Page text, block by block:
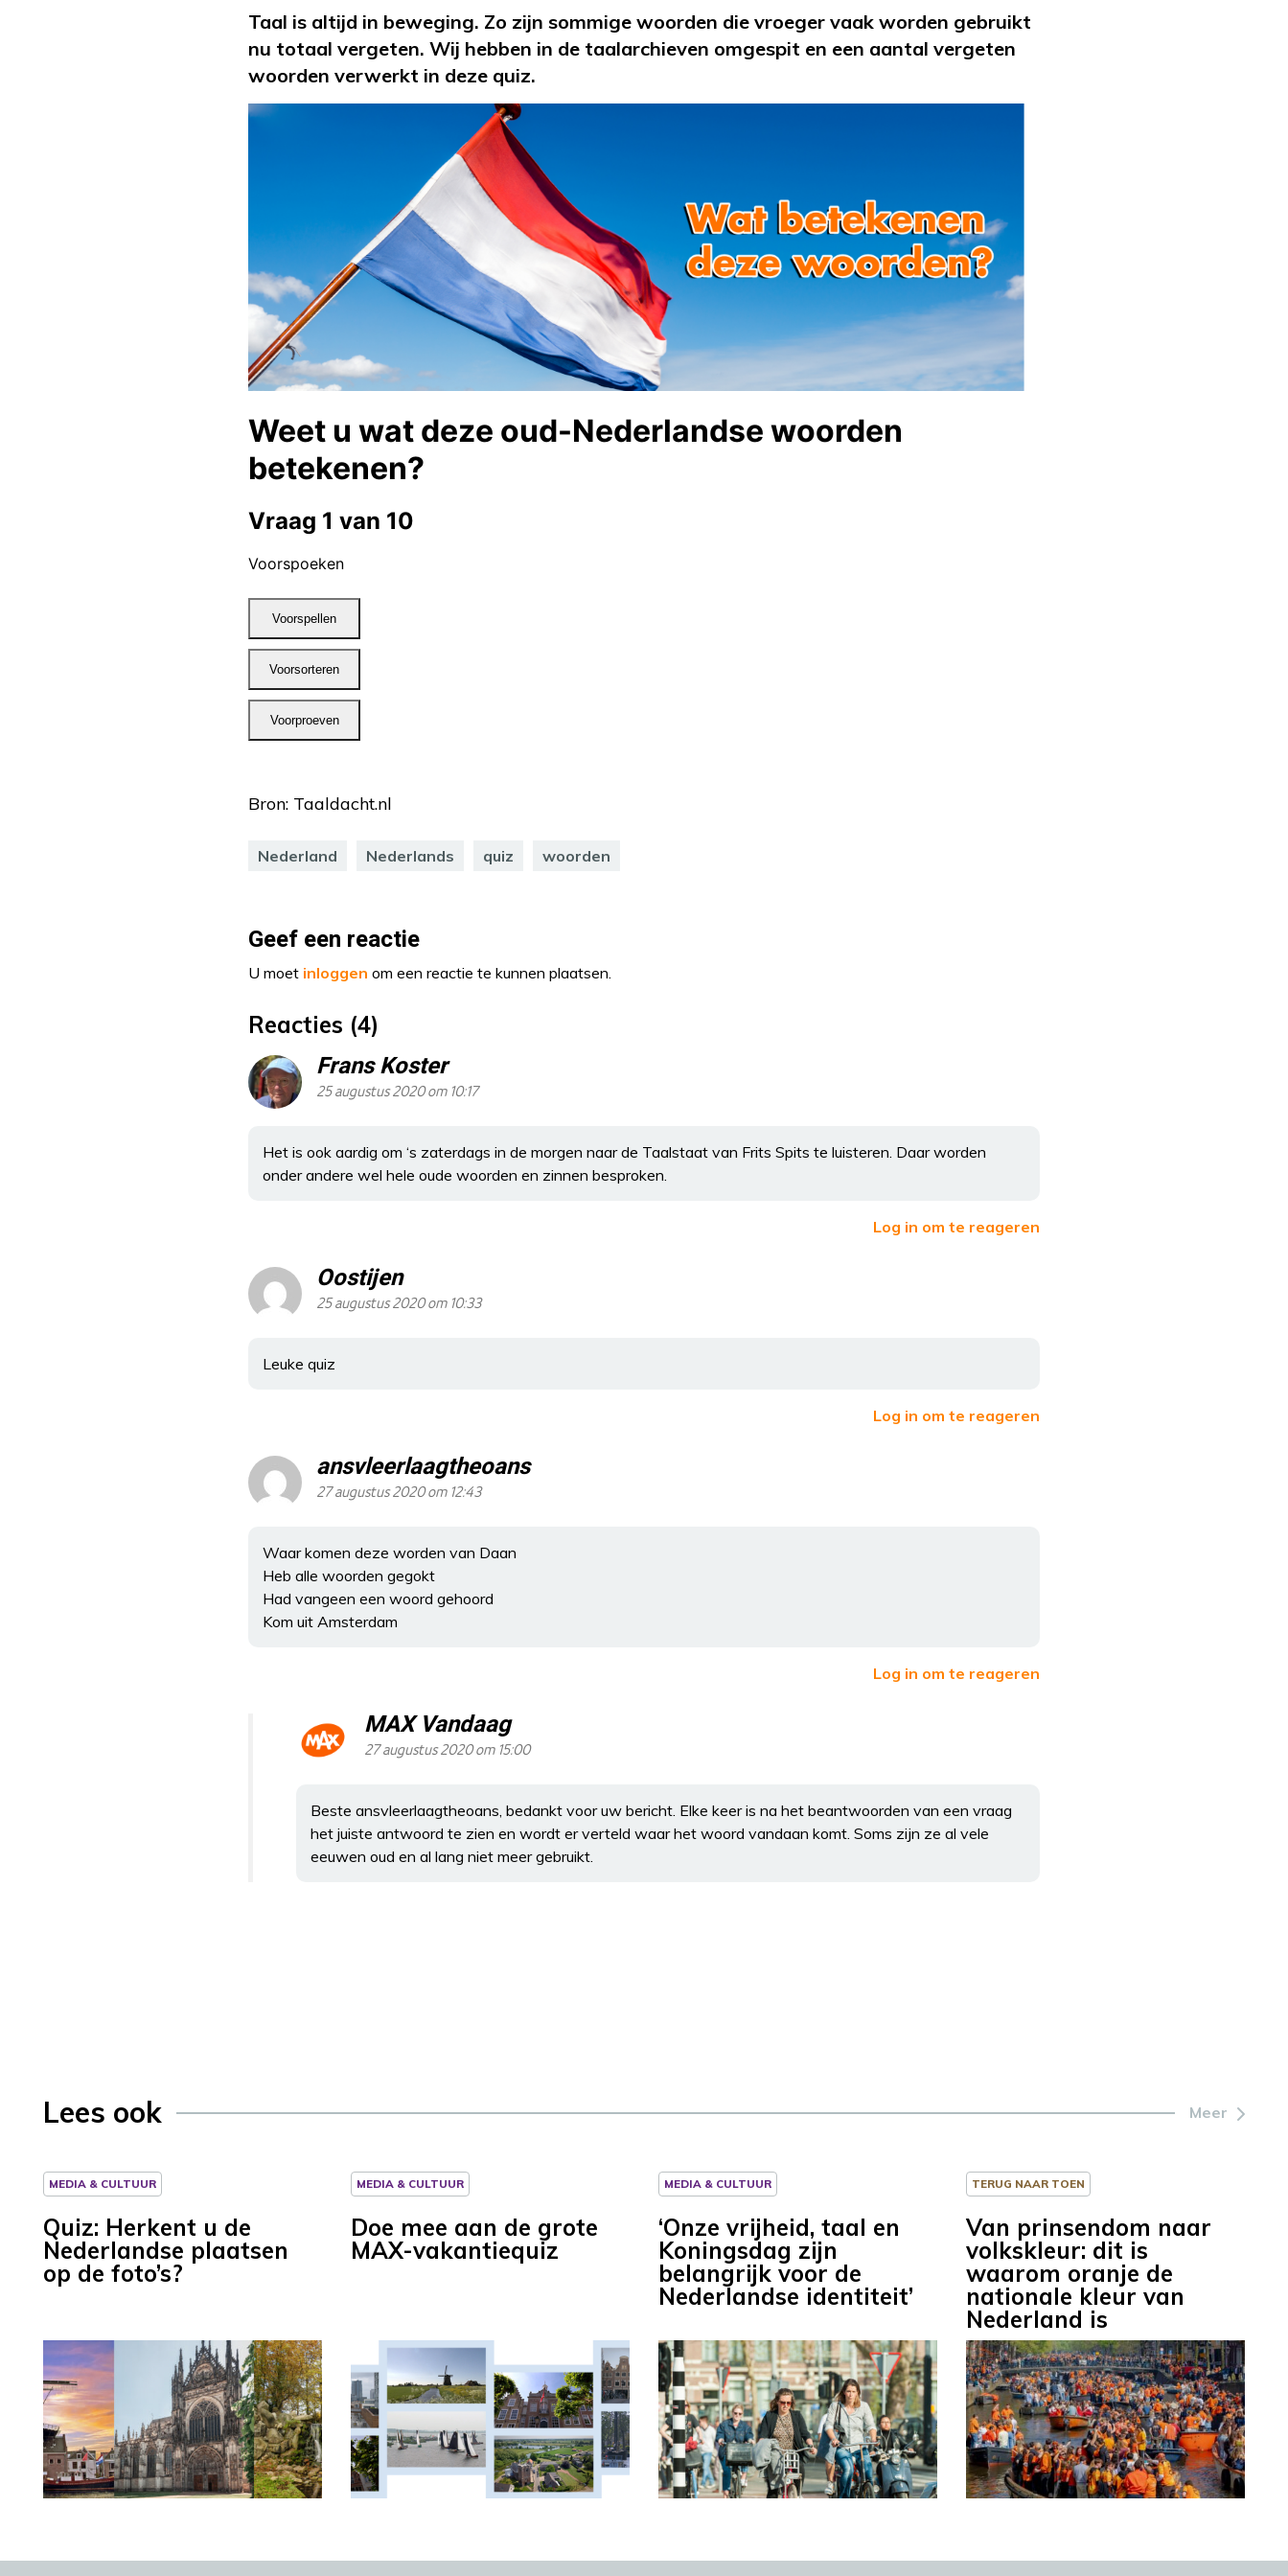
Taal is altijd in beweging. Zo zijn sommige woorden die vroeger vaak worden gebruikt
nu totaal vergeten. Wij hebben in de taalarchieven omgespit en een aantal vergeten
woorden verwerkt in deze quiz.
Bron: Taaldacht.nl
Nederland Nederlands quiz woorden
Geef een reactie
U moet inloggen om een reactie te kunnen plaatsen.
Reacties (4)
Frans Koster
25 augustus 2020 om 10:17
Het is ook aardig om ‘s zaterdags in de morgen naar de Taalstaat van Frits Spits te luisteren. Daar worden
onder andere wel hele oude woorden en zinnen besproken.
Log in om te reageren
Oostijen
25 augustus 2020 om 10:33
Leuke quiz
Log in om te reageren
ansvleerlaagtheoans
27 augustus 2020 om 12:43
Waar komen deze worden van Daan
Heb alle woorden gegokt
Had vangeen een woord gehoord
Kom uit Amsterdam
Log in om te reageren
MAX Vandaag
27 augustus 2020 om 15:00
Beste ansvleerlaagtheoans, bedankt voor uw bericht. Elke keer is na het beantwoorden van een vraag
het juiste antwoord te zien en wordt er verteld waar het woord vandaan komt. Soms zijn ze al vele
eeuwen oud en al lang niet meer gebruikt.
Lees ook Meer
MEDIA & CULTUUR
Quiz: Herkent u de
Nederlandse plaatsen
op de foto’s?
MEDIA & CULTUUR
Doe mee aan de grote
MAX-vakantiequiz
MEDIA & CULTUUR
‘Onze vrijheid, taal en
Koningsdag zijn
belangrijk voor de
Nederlandse identiteit’
TERUG NAAR TOEN
Van prinsendom naar
volkskleur: dit is
waarom oranje de
nationale kleur van
Nederland is